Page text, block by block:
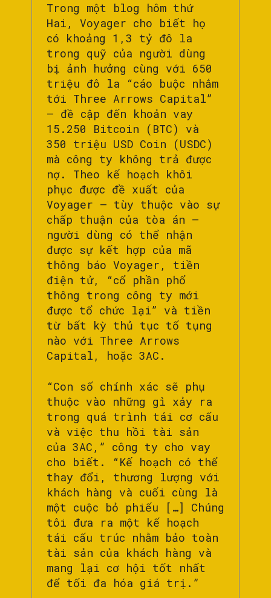
Trong một blog hôm thứ
Hai, Voyager cho biết họ
có khoảng 1,3 tỷ đô la
trong quỹ của người dùng
bị ảnh hưởng cùng với 650
triệu đô la “cáo buộc nhắm
tới Three Arrows Capital”
– đề cập đến khoản vay
15.250 Bitcoin (BTC) và
350 triệu USD Coin (USDC)
mà công ty không trả được
nợ. Theo kế hoạch khôi
phục được đề xuất của
Voyager – tùy thuộc vào sự
chấp thuận của tòa án –
người dùng có thể nhận
được sự kết hợp của mã
thông báo Voyager, tiền
điện tử, “cổ phần phổ
thông trong công ty mới
được tổ chức lại” và tiền
từ bất kỳ thủ tục tố tụng
nào với Three Arrows
Capital, hoặc 3AC.
“Con số chính xác sẽ phụ
thuộc vào những gì xảy ra
trong quá trình tái cơ cấu
và việc thu hồi tài sản
của 3AC,” công ty cho vay
cho biết. “Kế hoạch có thể
thay đổi, thương lượng với
khách hàng và cuối cùng là
một cuộc bỏ phiếu […] Chúng
tôi đưa ra một kế hoạch
tái cấu trúc nhằm bảo toàn
tài sản của khách hàng và
mang lại cơ hội tốt nhất
để tối đa hóa giá trị.”